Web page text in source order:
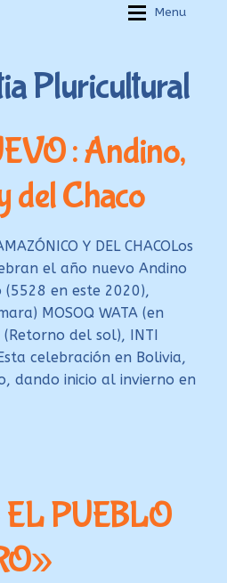
Menu
Pluricultural
: Andino,
del Chaco
Y DEL CHACOLos
el año nuevo Andino
(5528 en este 2020),
MOSOQ WATA (en
(Retorno del sol), INTI
celebración en Bolivia,
dando inicio al invierno en
PUEBLO